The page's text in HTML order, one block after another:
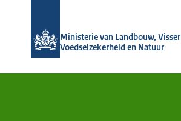
Ministerie van Landbouw,
Voedselzekerheid en Natuur